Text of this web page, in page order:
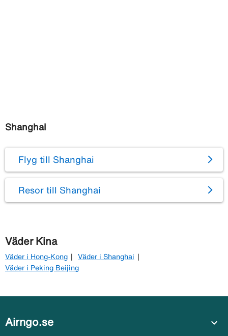
Shanghai
Flyg till Shanghai
Resor till Shanghai
Väder Kina
Väder i Hong-Kong
Väder i Shanghai
Väder i Peking Beijing
Airngo.se expand_more